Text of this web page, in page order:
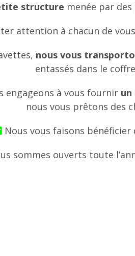
structure menée par
attention à chacun de
nous vous
entassés dans le
engageons à vous fournir
nous vous prêtons des
Nous vous faisons bénéficier
sommes ouverts toute